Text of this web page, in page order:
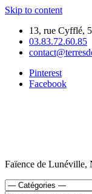
Skip to content
13, rue Cyfflé,
03.83.72.60.85
Pinterest
Facebook
Faïence de Lunéville,